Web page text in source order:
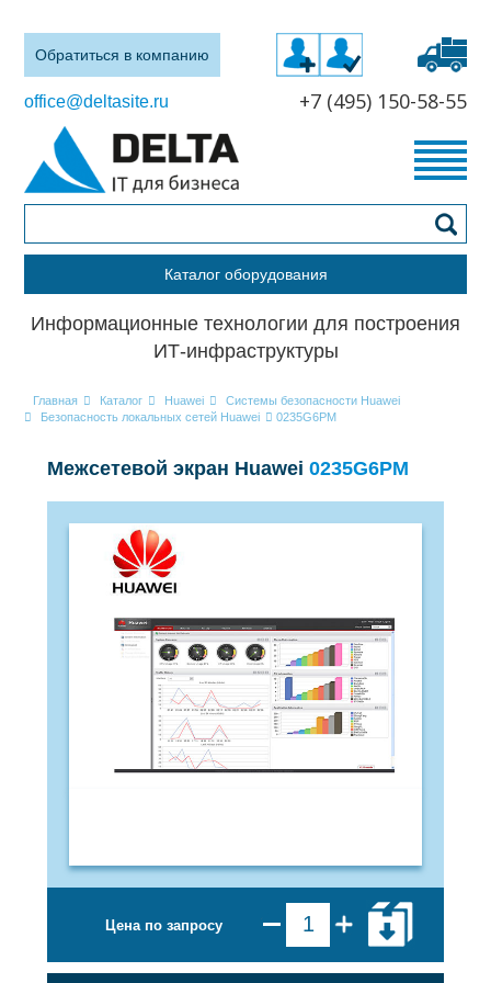
Обратиться в компанию
office@deltasite.ru +7 (495) 150-58-55
Каталог оборудования
Информационные технологии для построения
ИТ-инфраструктуры
Главная Каталог Huawei
Системы безопасности Huawei
Безопасность локальных сетей Huawei
0235G6PM
Межсетевой экран Huawei 0235G6PM
Цена по запросу